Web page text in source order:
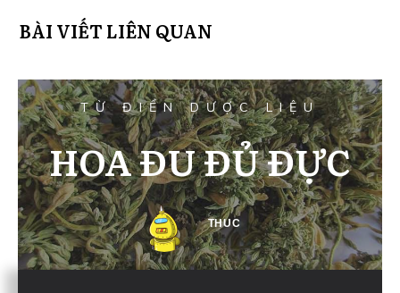
BÀI VIẾT LIÊN QUAN
TỪ ĐIỂN DƯỢC LIỆU
HOA ĐU ĐỦ ĐỰC
THUC